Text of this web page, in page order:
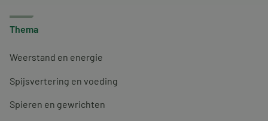
Thema
Weerstand en energie
Spijsvertering en voeding
Spieren en gewrichten